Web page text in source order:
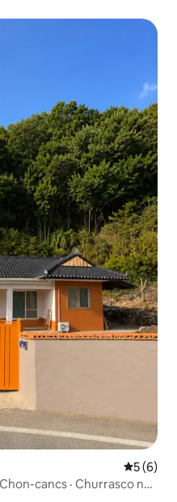
europeu
5 de
5 (6)
cancs · Churrasco na